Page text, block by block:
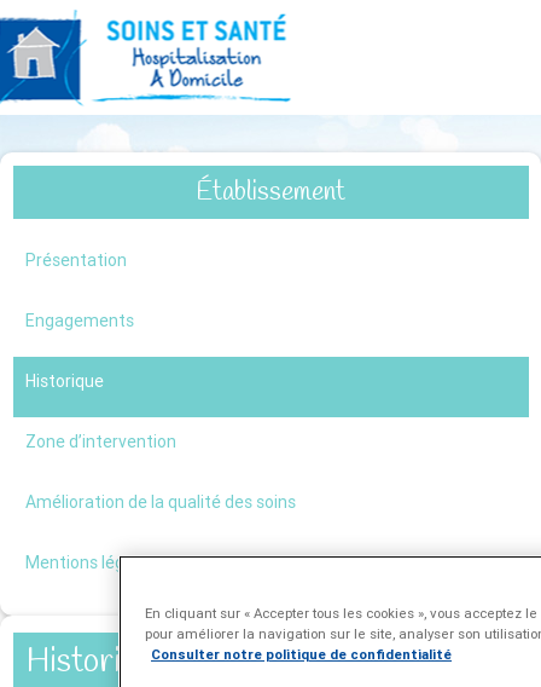
Établissement
Présentation
Engagements
Historique
Zone d’intervention
Amélioration de la qualité des soins
Mentions légales
Historique
En cliquant sur « Accepter tous les cookies », vous acceptez
pour améliorer la navigation sur le site, analyser son
Consulter notre politique de confidentialité